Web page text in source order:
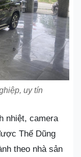
uy tín
nhiệt, camera
Thế Dũng
theo nhà sản